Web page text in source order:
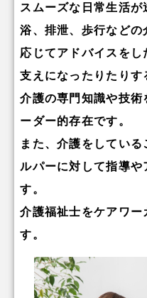
スムーズな日常生活
浴、排泄、歩行などの
応じてアドバイスを
支えになったりたりす
介護の専門知識や技術
ーダー的存在です。
また、介護をしてい
ルパーに対して指導や
す。
介護福祉士をケアワー
す。